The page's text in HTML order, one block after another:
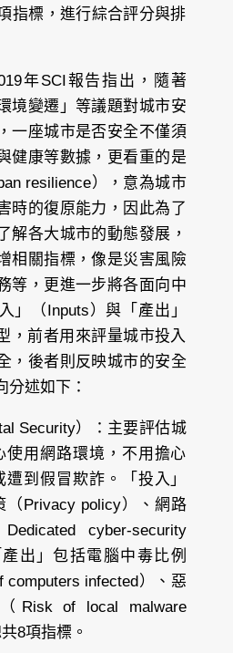
指標，進行綜合評分與排
年SCI報告指出，隨著
境變遷」等議題對城市安
一座城市是否安全不僅須
健康等數據，更看重的是
resilience），意為城市
時的復原能力 ，因此為了
解各大城市的動態發展，
相關指標，像是災害風險
等，更進一步將各面向中
」（Inputs）與「產出」
，前者用來評量城市投入
，後者則反映城市的安全
分述如下：
Security）
：主要評估城
使用網路環境，不用擔心
到假冒欺詐。「投入」
（Privacy policy）、網路
cyber-security
出」包括電腦中毒比例
computers infected）、惡
Risk of local malware
8項指標。